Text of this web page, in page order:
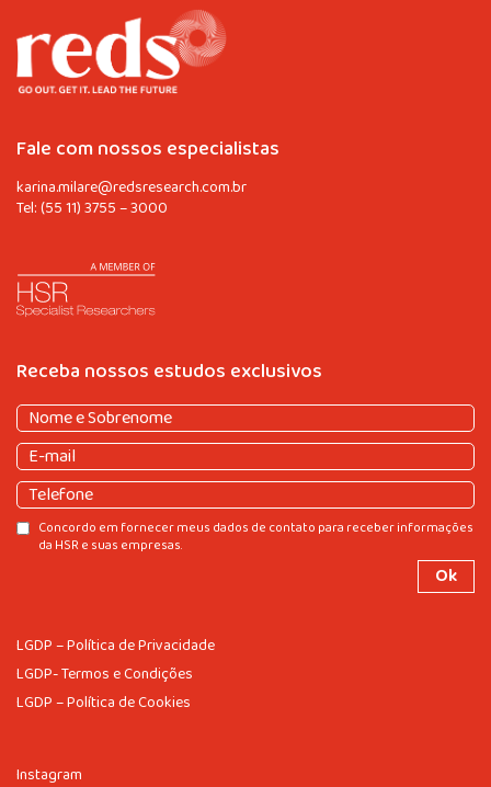
LGDP – Política de Privacidade
LGDP- Termos e Condições
LGDP – Política de Cookies
Instagram
Fale com nossos especialistas
karina.milare@redsresearch.com.br
Tel:(55 11) 3755 – 3000
Receba nossos estudos exclusivos
Nome
e
Sobrenome(obrigatório)
Nome
e
Sobrenome
E-
mail(obrigatório)
Telefone
Consentir
Concordo em fornecer meus dados de contato para receber informações
da HSR e suas empresas.